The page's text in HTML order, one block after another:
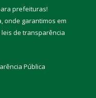
prefeituras!
onde garantimos em
leis de transparência
Pública